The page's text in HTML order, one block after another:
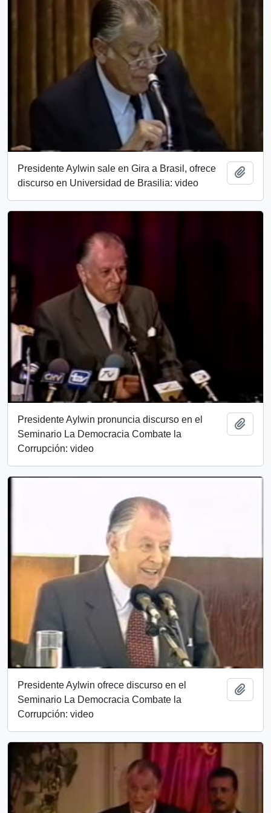
Presidente Aylwin sale en Gira a Brasil, ofrece
discurso en Universidad de Brasilia: video
Presidente Aylwin pronuncia discurso en el
Seminario La Democracia Combate la
Corrupción: video
Presidente Aylwin ofrece discurso en el
Seminario La Democracia Combate la
Corrupción: video